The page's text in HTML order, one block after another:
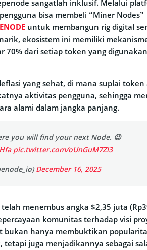
sangatlah inklusif. Melalui
bisa membeli “Miner Nodes”
untuk membangun rig digital
ekosistem ini memiliki
70% dari setiap token yang
yang sehat, di mana suplai
aktivitas pengguna, sehingga
alami dalam jangka panjang.
you will find your next Node. 😉
pic.twitter.com/oUnGuM7Zl3
December 16, 2025
menembus angka $2,35 juta
komunitas terhadap visi
bukan hanya membuktikan
tetapi juga menjadikannya sebagai